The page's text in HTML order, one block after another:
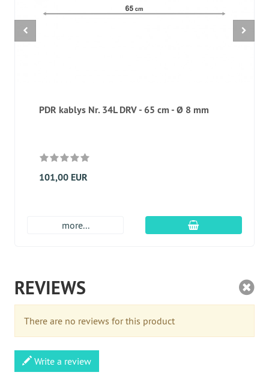
PDR kablys Nr. 34L DRV - 65 cm - Ø 8 mm
101,00 EUR
more... Įdėti į krepšį
REVIEWS
There are no reviews for this product
Write a review